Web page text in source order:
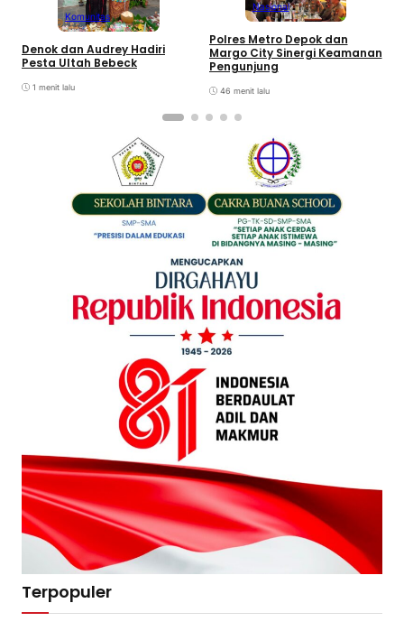
Komunitas
Denok dan Audrey Hadiri
Pesta Ultah Bebeck
1 menit lalu
Nasional
Polres Metro Depok dan
Margo City Sinergi Keamanan
Pengunjung
46 menit lalu
Terpopuler